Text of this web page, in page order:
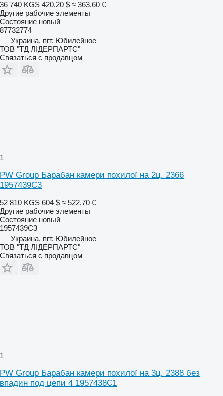
36 740 KGS 420,20 $ ≈ 363,60 €
Другие рабочие элементы
Состояние новый
87732774
Украина, пгт. Юбилейное
ТОВ "ТД ЛІДЕРПАРТС"
Связаться с продавцом
1
PW Group Барабан камери похилої на 2ц. 2366
1957439C3
52 810 KGS 604 $ ≈ 522,70 €
Другие рабочие элементы
Состояние новый
1957439C3
Украина, пгт. Юбилейное
ТОВ "ТД ЛІДЕРПАРТС"
Связаться с продавцом
1
PW Group Барабан камери похилої на 3ц. 2388 без
впадин под цепи 4 1957438C1